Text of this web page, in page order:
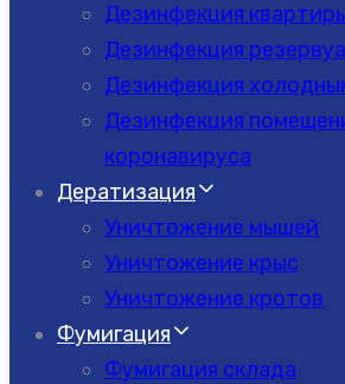
Дезинфекция
Дезинфекция
Дезинфекция
Дезинфекция
коронавируса
Дератизация
Уничтожение мышей
Уничтожение крыс
Уничтожение кротов
Фумигация
Фумигация склада